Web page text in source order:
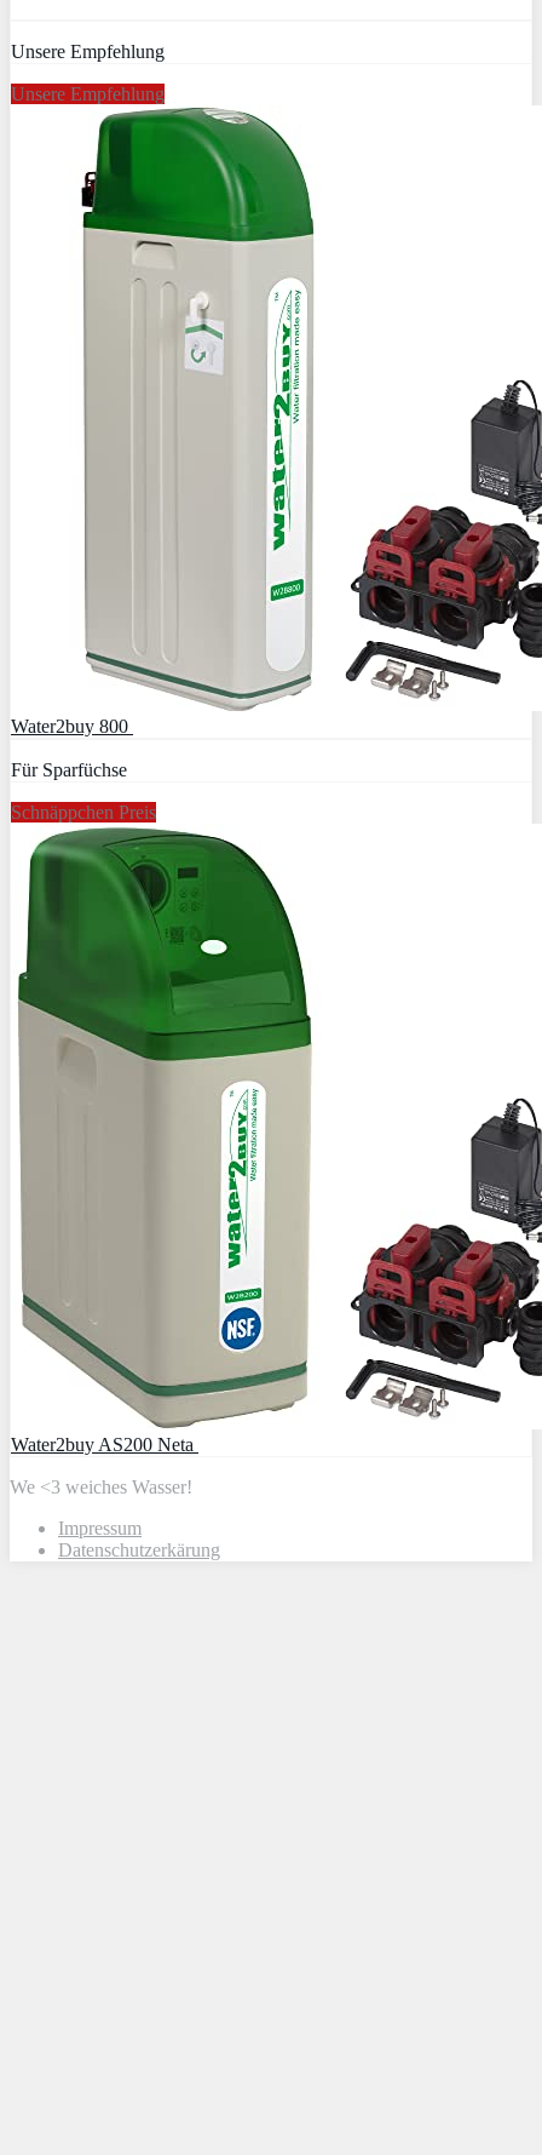
Unsere Empfehlung
Unsere Empfehlung
Water2buy 800
Für Sparfüchse
Schnäppchen Preis
Water2buy AS200 Neta
We <3 weiches Wasser!
Impressum
Datenschutzerkärung